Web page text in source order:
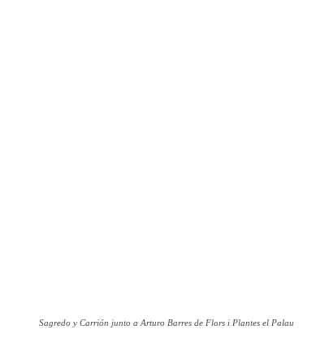
Sagredo y Carrión junto a Arturo Barres de Flors i Plantes el Palau